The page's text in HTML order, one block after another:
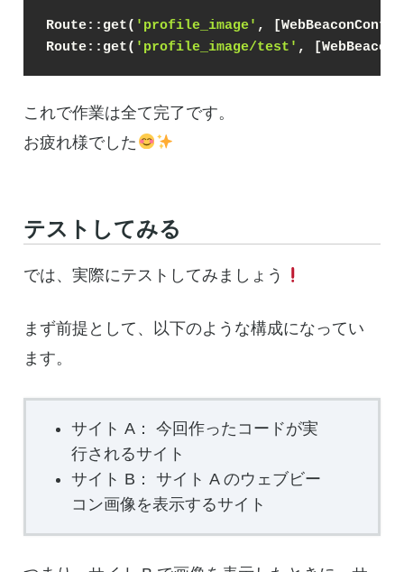
Route::get( 'profile_image' ,
Route::get( 'profile_image/test' ,
これで作業は全て完了です。
お疲れ様でした
テストしてみる
では、実際にテストしてみましょう
まず前提として、以下のような構成になってい
ます。
サイト A： 今回作ったコードが実
行されるサイト
サイト B： サイト A のウェブビー
コン画像を表示するサイト